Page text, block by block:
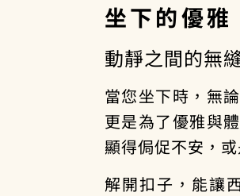
坐下的優雅
動靜之間的無
當您坐下時，無
更是為了優雅與
顯得侷促不安，
解開扣子，能讓